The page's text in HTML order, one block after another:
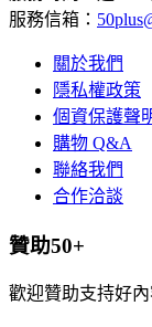
服務信箱：
關於我們
隱私權政策
個資保護聲
購物 Q&A
聯絡我們
合作洽談
贊助50+
歡迎贊助支持好